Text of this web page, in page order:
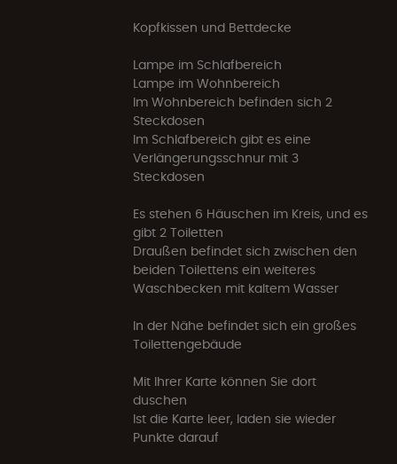
Kopfkissen und Bettdecke
Lampe im Schlafbereich
Lampe im Wohnbereich
Im Wohnbereich befinden sich 2
Steckdosen
Im Schlafbereich gibt es eine
Verlängerungsschnur mit 3
Steckdosen
Es stehen 6 Häuschen im Kreis, und es
gibt 2 Toiletten
Draußen befindet sich zwischen den
beiden Toilettens ein weiteres
Waschbecken mit kaltem Wasser
In der Nähe befindet sich ein großes
Toilettengebäude
Mit Ihrer Karte können Sie dort
duschen
Ist die Karte leer, laden sie wieder
Punkte darauf